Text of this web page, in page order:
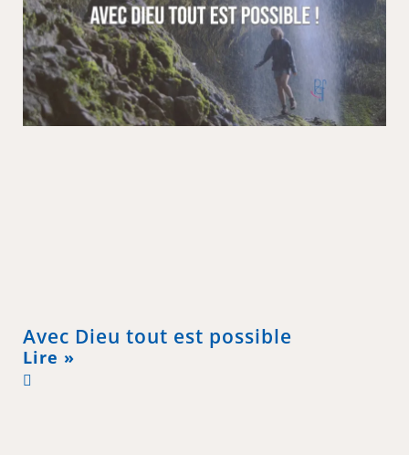
Avec Dieu tout est possible
Lire »